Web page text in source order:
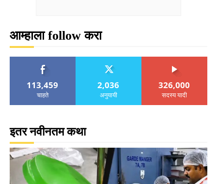
आम्हाला follow करा
113,459
चाहते
2,036
अनुयायी
326,000
सदस्य यादी
इतर नवीनतम कथा